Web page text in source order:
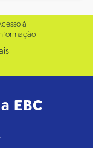
à
EBC